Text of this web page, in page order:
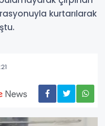
kurtarılarak